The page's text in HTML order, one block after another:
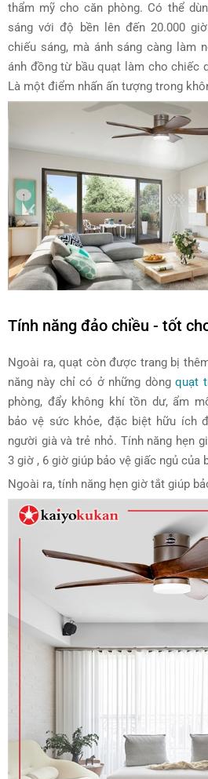
thẩm mỹ cho căn phòng. Có thể
sáng với độ bền lên đến 20.000
chiếu sáng, mà ánh sáng càng làm
ánh đồng từ bầu quạt làm cho chiếc
Là một điểm nhấn ấn tượng trong
Tính năng đảo chiều - tốt
Ngoài ra, quạt còn được trang bị
năng này chỉ có ở những dòngquạt
phòng, đẩy không khí tồn dư, ẩm
bảo vệ sức khỏe, đặc biệt hữu ích
người già và trẻ nhỏ. Tính năng hẹn
3 giờ , 6 giờ giúp bảo vệ giấc ngủ của
Ngoài ra, tính năng hẹn giờ tắt giúp